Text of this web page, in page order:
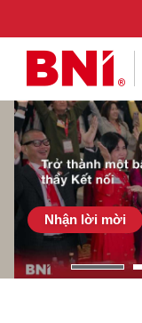
Nhận lời mời